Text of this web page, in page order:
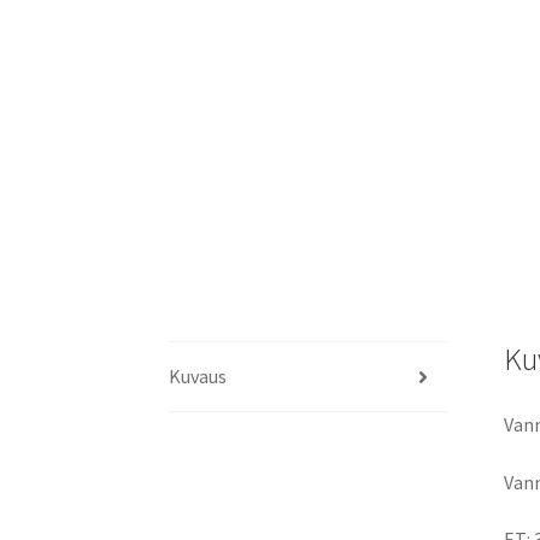
Kuvaus